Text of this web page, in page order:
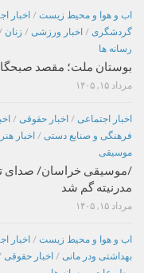
اب و هوا و محیط زیست / اخبار
گردشگری / اخبار ورزشی / زنان
رسانه ها
بوستان ملت؛ مقصد
مرداد ۱۵, ۱۴۰۵
اخبار اجتماعی / اخبار حقوقی /
فرهنگی و صنایع دستی / اخبار
موسیقی
/موسیقی خراسان/ صدای
مدرنیته گم شد
مرداد ۱۵, ۱۴۰۵
اب و هوا و محیط زیست / اخبار
بهداشتی ودر مانی / اخبار حقوقی